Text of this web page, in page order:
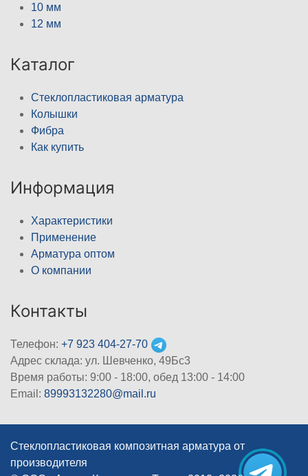
10 мм
12 мм
Каталог
Стеклопластиковая арматура
Колышки
Фибра
Как купить
Информация
Характеристики
Применение
Арматура оптом
О компании
Контакты
Телефон: +7 923 404-27-70
Адрес склада: ул. Шевченко, 49Бс3
Время работы: 9:00 - 18:00, обед 13:00 - 14:00
Email: 89993132280@mail.ru
Стеклопластиковая композитная арматура от
производителя